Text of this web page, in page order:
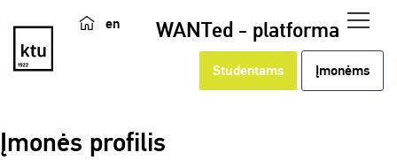
en WANTed - platforma
Studentams Įmonėms
Įmonės profilis